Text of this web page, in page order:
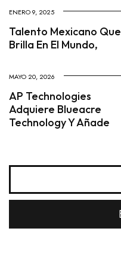
ENERO 9, 2025
Talento Mexicano Que
Brilla En El Mundo,
MAYO 20, 2026
AP Technologies
Adquiere Blueacre
Technology Y Añade